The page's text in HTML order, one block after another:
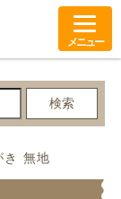
メニュー
検索
き 無地